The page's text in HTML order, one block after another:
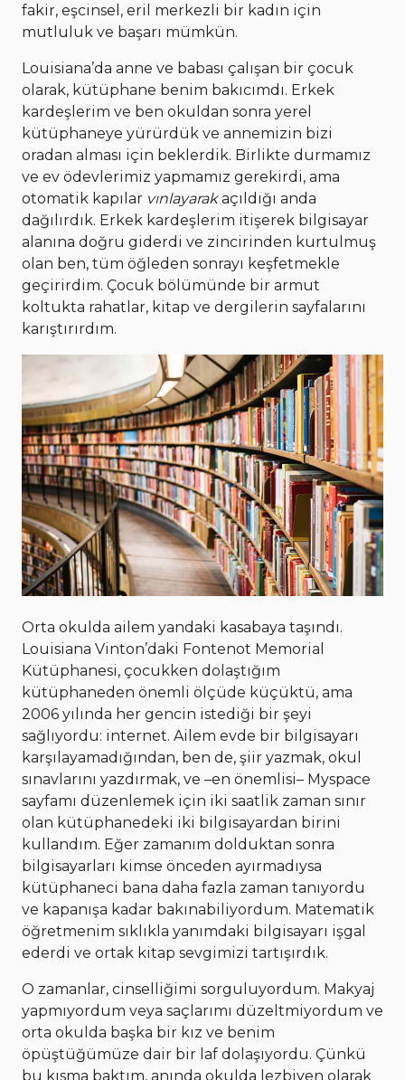
fakir, eşcinsel, eril merkezli bir kadın için
mutluluk ve başarı mümkün.
Louisiana’da anne ve babası çalışan bir çocuk
olarak, kütüphane benim bakıcımdı. Erkek
kardeşlerim ve ben okuldan sonra yerel
kütüphaneye yürürdük ve annemizin bizi
oradan alması için beklerdik. Birlikte durmamız
ve ev ödevlerimiz yapmamız gerekirdi, ama
otomatik kapılar vınlayarakaçıldığı anda
dağılırdık. Erkek kardeşlerim itişerek bilgisayar
alanına doğru giderdi ve zincirinden kurtulmuş
olan ben, tüm öğleden sonrayı keşfetmekle
geçirirdim. Çocuk bölümünde bir armut
koltukta rahatlar, kitap ve dergilerin sayfalarını
karıştırırdım.
Orta okulda ailem yandaki kasabaya taşındı.
Louisiana Vinton’daki Fontenot Memorial
Kütüphanesi, çocukken dolaştığım
kütüphaneden önemli ölçüde küçüktü, ama
2006 yılında her gencin istediği bir şeyi
sağlıyordu: internet. Ailem evde bir bilgisayarı
karşılayamadığından, ben de, şiir yazmak, okul
sınavlarını yazdırmak, ve –en önemlisi– Myspace
sayfamı düzenlemek için iki saatlik zaman sınır
olan kütüphanedeki iki bilgisayardan birini
kullandım. Eğer zamanım dolduktan sonra
bilgisayarları kimse önceden ayırmadıysa
kütüphaneci bana daha fazla zaman tanıyordu
ve kapanışa kadar bakınabiliyordum. Matematik
öğretmenim sıklıkla yanımdaki bilgisayarı işgal
ederdi ve ortak kitap sevgimizi tartışırdık.
O zamanlar, cinselliğimi sorguluyordum. Makyaj
yapmıyordum veya saçlarımı düzeltmiyordum ve
orta okulda başka bir kız ve benim
öpüştüğümüze dair bir laf dolaşıyordu. Çünkü
bu kısma baktım, anında okulda lezbiyen olarak